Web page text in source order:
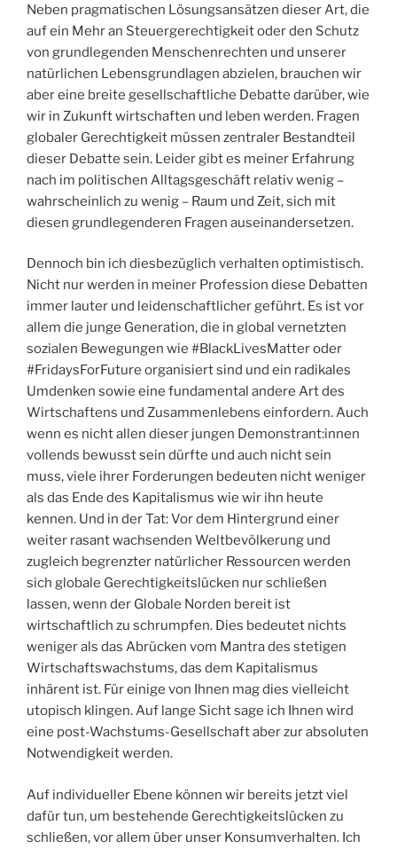
Neben pragmatischen Lösungsansätzen dieser Art, die
auf ein Mehr an Steuergerechtigkeit oder den Schutz
von grundlegenden Menschenrechten und unserer
natürlichen Lebensgrundlagen abzielen, brauchen wir
aber eine breite gesellschaftliche Debatte darüber, wie
wir in Zukunft wirtschaften und leben werden. Fragen
globaler Gerechtigkeit müssen zentraler Bestandteil
dieser Debatte sein. Leider gibt es meiner Erfahrung
nach im politischen Alltagsgeschäft relativ wenig –
wahrscheinlich zu wenig – Raum und Zeit, sich mit
diesen grundlegenderen Fragen auseinandersetzen.
Dennoch bin ich diesbezüglich verhalten optimistisch.
Nicht nur werden in meiner Profession diese Debatten
immer lauter und leidenschaftlicher geführt. Es ist vor
allem die junge Generation, die in global vernetzten
sozialen Bewegungen wie #BlackLivesMatter oder
#FridaysForFuture organisiert sind und ein radikales
Umdenken sowie eine fundamental andere Art des
Wirtschaftens und Zusammenlebens einfordern. Auch
wenn es nicht allen dieser jungen Demonstrant:innen
vollends bewusst sein dürfte und auch nicht sein
muss, viele ihrer Forderungen bedeuten nicht weniger
als das Ende des Kapitalismus wie wir ihn heute
kennen. Und in der Tat: Vor dem Hintergrund einer
weiter rasant wachsenden Weltbevölkerung und
zugleich begrenzter natürlicher Ressourcen werden
sich globale Gerechtigkeitslücken nur schließen
lassen, wenn der Globale Norden bereit ist
wirtschaftlich zu schrumpfen. Dies bedeutet nichts
weniger als das Abrücken vom Mantra des stetigen
Wirtschaftswachstums, das dem Kapitalismus
inhärent ist. Für einige von Ihnen mag dies vielleicht
utopisch klingen. Auf lange Sicht sage ich Ihnen wird
eine post-Wachstums-Gesellschaft aber zur absoluten
Notwendigkeit werden.
Auf individueller Ebene können wir bereits jetzt viel
dafür tun, um bestehende Gerechtigkeitslücken zu
schließen, vor allem über unser Konsumverhalten. Ich